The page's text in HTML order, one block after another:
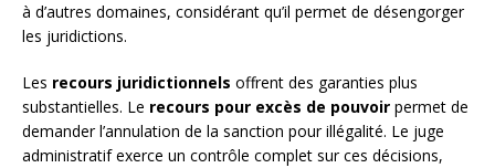
à d’autres domaines, considérant qu’il permet de désengorger
les juridictions.
Les recours juridictionnels offrent des garanties plus
substantielles. Le recours pour excès de pouvoir permet de
demander l’annulation de la sanction pour illégalité. Le juge
administratif exerce un contrôle complet sur ces décisions,